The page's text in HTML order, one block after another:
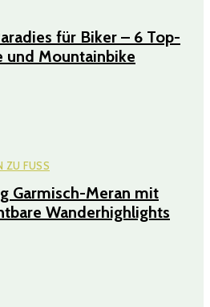
für Biker – 6 Top-
und Mountainbike
FUSS
Garmisch-Meran mit
Wanderhighlights